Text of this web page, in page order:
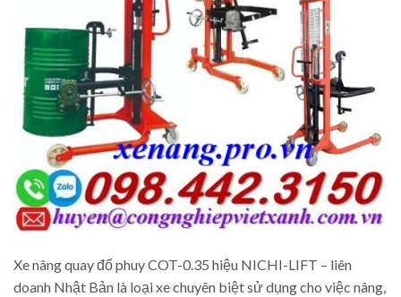
Xe nâng quay đổ phuy COT-0.35 hiệu NICHI-LIFT – liên
doanh Nhật Bản là loại xe chuyên biệt sử dụng cho việc nâng,